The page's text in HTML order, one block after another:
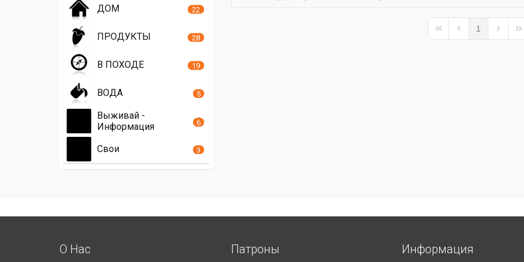
First PagePrevious Page
1
Next
ДОМ 22
ПРОДУКТЫ 28
В ПОХОДЕ 19
ВОДА 5
Выживай -
Информация
6
Свои 3
О Нас Патроны Информация